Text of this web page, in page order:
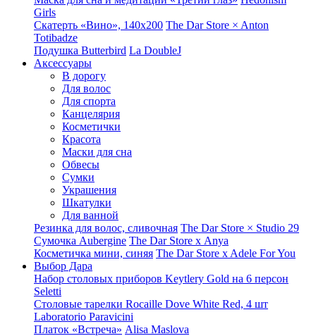
Girls
Скатерть «Вино», 140х200 The Dar Store × Anton
Totibadze
Подушка Butterbird La DoubleJ
Аксессуары
В дорогу
Для волос
Для спорта
Канцелярия
Косметички
Красота
Маски для сна
Обвесы
Сумки
Украшения
Шкатулки
Для ванной
Резинка для волос, сливочная The Dar Store × Studio 29
Сумочка Aubergine The Dar Store x Anya
Косметичка мини, синяя The Dar Store x Adele For You
Выбор Дара
Набор столовых приборов Keytlery Gold на 6 персон
Seletti
Столовые тарелки Rocaille Dove White Red, 4 шт
Laboratorio Paravicini
Платок «Встреча» Alisa Maslova